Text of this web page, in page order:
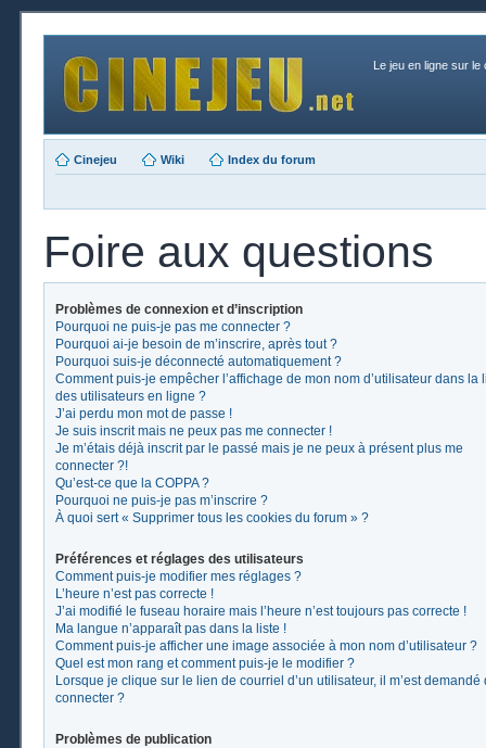
Le jeu en ligne sur le
Cinejeu Wiki Index du forum
Foire aux questions
Problèmes de connexion et d’inscription
Pourquoi ne puis-je pas me connecter ?
Pourquoi ai-je besoin de m’inscrire, après tout ?
Pourquoi suis-je déconnecté automatiquement ?
Comment puis-je empêcher l’affichage de mon nom d’utilisateur dans la
des utilisateurs en ligne ?
J’ai perdu mon mot de passe !
Je suis inscrit mais ne peux pas me connecter !
Je m’étais déjà inscrit par le passé mais je ne peux à présent plus me
connecter ?!
Qu’est-ce que la COPPA ?
Pourquoi ne puis-je pas m’inscrire ?
À quoi sert « Supprimer tous les cookies du forum » ?
Préférences et réglages des utilisateurs
Comment puis-je modifier mes réglages ?
L’heure n’est pas correcte !
J’ai modifié le fuseau horaire mais l’heure n’est toujours pas correcte !
Ma langue n’apparaît pas dans la liste !
Comment puis-je afficher une image associée à mon nom d’utilisateur ?
Quel est mon rang et comment puis-je le modifier ?
Lorsque je clique sur le lien de courriel d’un utilisateur, il m’est demandé
connecter ?
Problèmes de publication